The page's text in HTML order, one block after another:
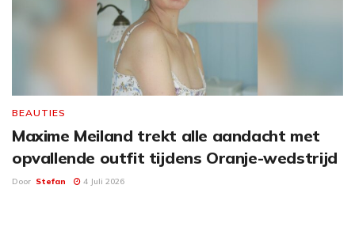
BEAUTIES
Maxime Meiland trekt alle aandacht met
opvallende outfit tijdens Oranje-wedstrijd
Door Stefan 4 Juli 2026